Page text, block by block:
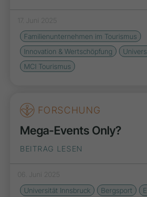
17. Juni 2025
Familienunternehmen im Tourismus
Innovation & Wertschöpfung
MCI Tourismus
FORSCHUNG
Mega-Events Only?
BEITRAG LESEN
06. Juni 2025
Universität Innsbruck
Bergsport